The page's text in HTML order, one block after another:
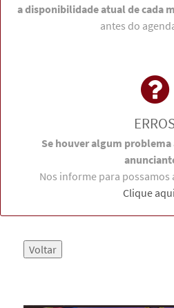
a disponibilidade atual de cada
antes do
Se houver algum
Nos informe para possamos
Clique aqui